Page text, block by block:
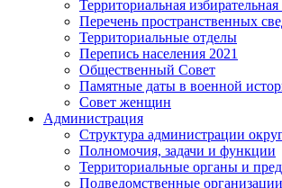
Территориальная
Перечень пространственных
Территориальные отделы
Перепись населения 2021
Общественный Совет
Памятные даты в военной
Совет женщин
Администрация
Структура администрации
Полномочия, задачи и функции
Территориальные органы и
Подведомственные организации